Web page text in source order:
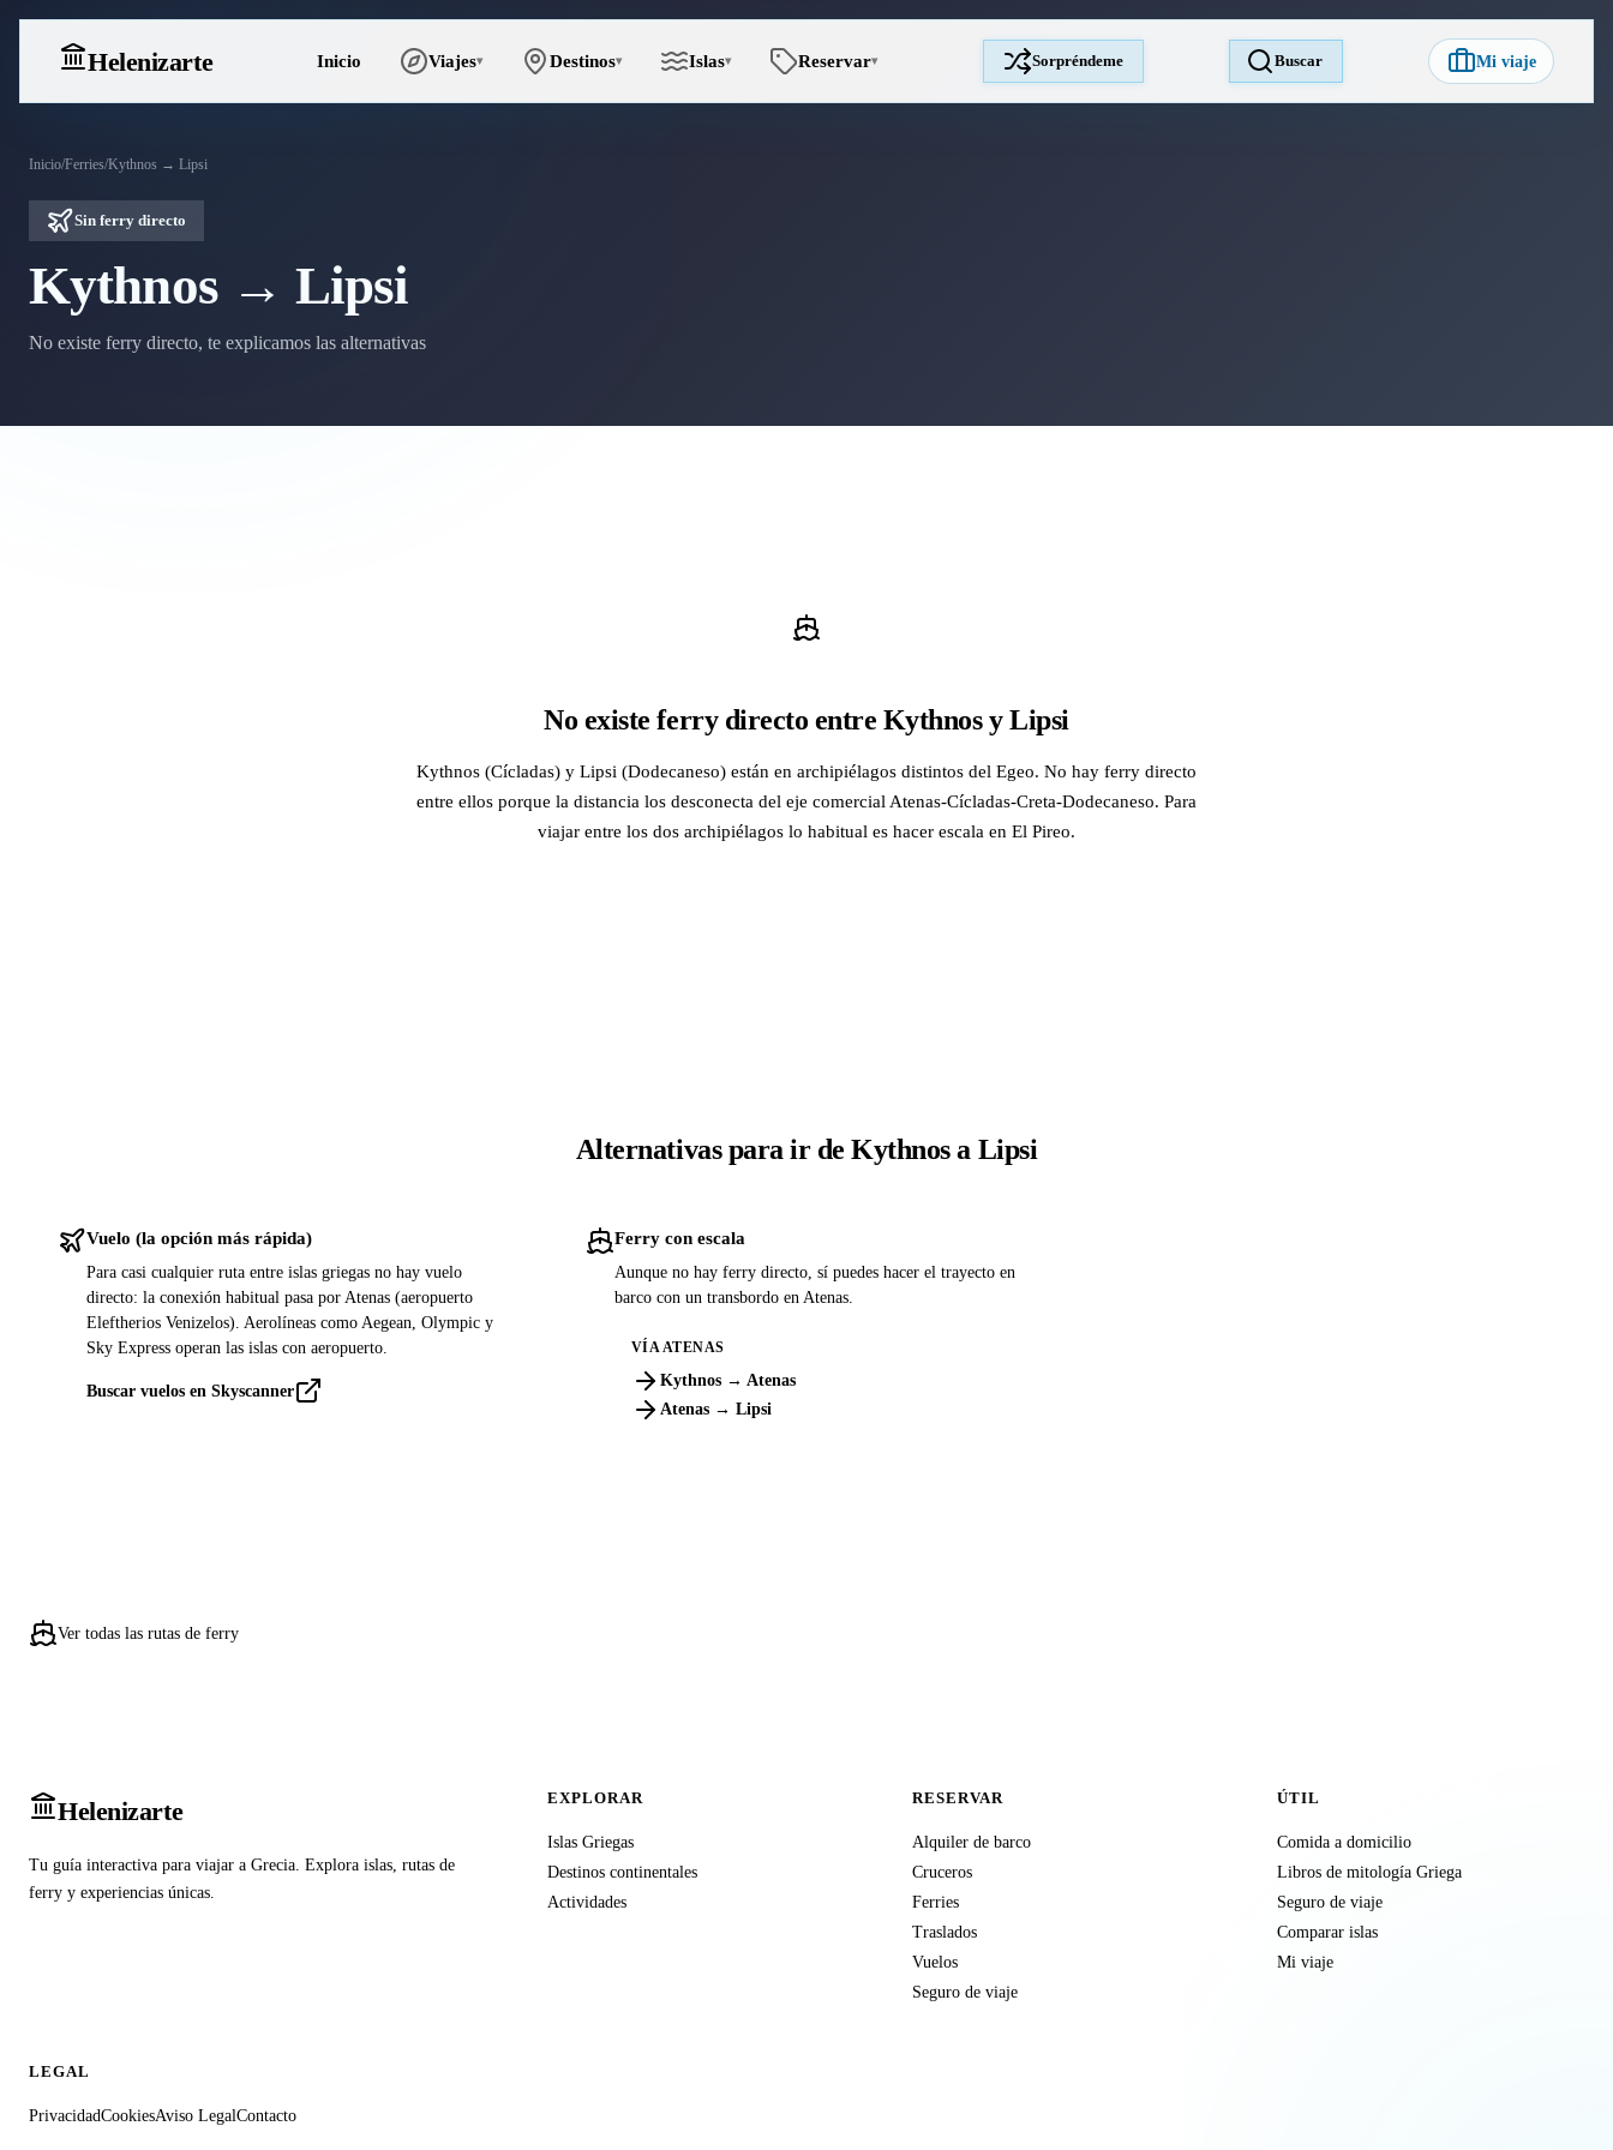
Helenizarte Inicio Viajes▾ Destinos▾ Islas▾ Reservar▾ Sorpréndeme Buscar Mi viaje
Inicio/Ferries/Kythnos → Lipsi
Sin ferry directo
Kythnos → Lipsi
No existe ferry directo, te explicamos las alternativas
No existe ferry directo entre Kythnos y Lipsi
Kythnos (Cícladas) y Lipsi (Dodecaneso) están en archipiélagos distintos del Egeo. No hay ferry directo
entre ellos porque la distancia los desconecta del eje comercial Atenas-Cícladas-Creta-Dodecaneso. Para
viajar entre los dos archipiélagos lo habitual es hacer escala en El Pireo.
Alternativas para ir de Kythnos a Lipsi
Vuelo (la opción más rápida)
Para casi cualquier ruta entre islas griegas no hay vuelo
directo: la conexión habitual pasa por Atenas (aeropuerto
Eleftherios Venizelos). Aerolíneas como Aegean, Olympic y
Sky Express operan las islas con aeropuerto.
Buscar vuelos en Skyscanner
Ferry con escala
Aunque no hay ferry directo, sí puedes hacer el trayecto en
barco con un transbordo en Atenas.
VÍA ATENAS
Kythnos → Atenas
Atenas → Lipsi
Ver todas las rutas de ferry
Helenizarte
Tu guía interactiva para viajar a Grecia. Explora islas, rutas de
ferry y experiencias únicas.
EXPLORAR
Islas Griegas
Destinos continentales
Actividades
RESERVAR
Alquiler de barco
Cruceros
Ferries
Traslados
Vuelos
Seguro de viaje
ÚTIL
Comida a domicilio
Libros de mitología Griega
Seguro de viaje
Comparar islas
Mi viaje
LEGAL
PrivacidadCookiesAviso LegalContacto